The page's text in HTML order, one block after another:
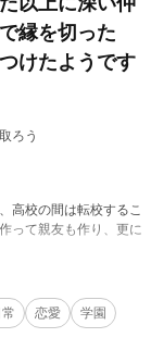
縁を切った
けたようです
ろう
高校の間は転校するこ
って親友も作り、更に
見つめるいいきっかけ
常 恋愛
学園